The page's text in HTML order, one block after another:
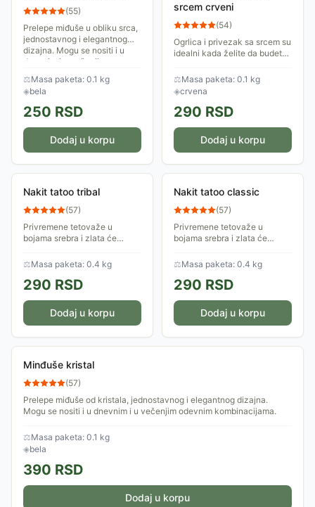
(55)
Prelepe miđuše u obliku srca,
jednostavnog i elegantnog
dizajna. Mogu se nositi i u
dnevnim i u večenjim
⚖Masa paketa: 0.1 kg
◈bela
250 RSD
Dodaj u korpu
srcem crveni
(54)
Ogrlica i privezak sa srcem su
idealni kada želite da budete
⚖Masa paketa: 0.1 kg
◈crvena
290 RSD
Dodaj u korpu
Nakit tatoo tribal
(57)
Privremene tetovaže u
bojama srebra i zlata će
fenomenalnim dizajnom i
zameniti nakit, pružajući Vam
atraktivan i trendy...
⚖Masa paketa: 0.4 kg
290 RSD
Dodaj u korpu
Nakit tatoo classic
(57)
Privremene tetovaže u
bojama srebra i zlata će
fenomenalnim dizajnom i
zameniti nakit, pružajući Vam
atraktivan i trendy...
⚖Masa paketa: 0.4 kg
290 RSD
Dodaj u korpu
Minđuše kristal
(57)
Prelepe miđuše od kristala, jednostavnog i elegantnog dizajna.
Mogu se nositi i u dnevnim i u večenjim odevnim kombinacijama.
⚖Masa paketa: 0.1 kg
◈bela
390 RSD
Dodaj u korpu